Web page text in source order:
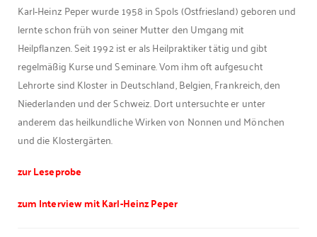
Karl-Heinz Peper wurde 1958 in Spols (Ostfriesland) geboren und
lernte schon früh von seiner Mutter den Umgang mit
Heilpflanzen. Seit 1992 ist er als Heilpraktiker tätig und gibt
regelmäßig Kurse und Seminare. Vom ihm oft aufgesucht
Lehrorte sind Kloster in Deutschland, Belgien, Frankreich, den
Niederlanden und der Schweiz. Dort untersuchte er unter
anderem das heilkundliche Wirken von Nonnen und Mönchen
und die Klostergärten.
zur Leseprobe
zum Interview mit Karl-Heinz Peper